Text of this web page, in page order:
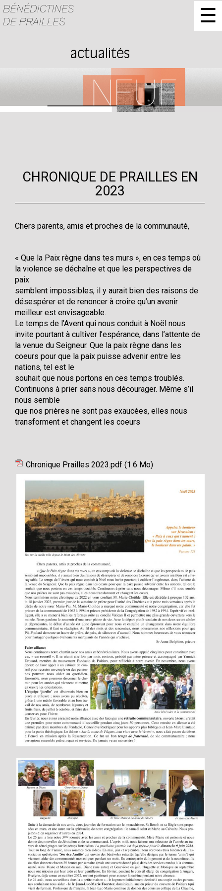
☰
actualités
CHRONIQUE DE PRAILLES EN
2023
Chers parents, amis et proches de la communauté,
« Que la Paix règne dans tes murs », en ces temps où
la violence se déchaîne et que les perspectives de
paix
semblent impossibles, il y aurait bien des raisons de
désespérer et de renoncer à croire qu’un avenir
meilleur est envisageable.
Le temps de l’Avent qui nous conduit à Noël nous
invite pourtant à cultiver l’espérance, dans l’attente de
la venue du Seigneur. Que la paix règne dans les
coeurs pour que la paix puisse advenir entre les
nations, tel est le
souhait que nous portons en ces temps troublés.
Continuons à prier sans nous décourager. Même s’il
nous semble
que nos prières ne sont pas exaucées, elles nous
transforment et changent les coeurs
Chronique Prailles 2023.pdf(1.6 Mo)